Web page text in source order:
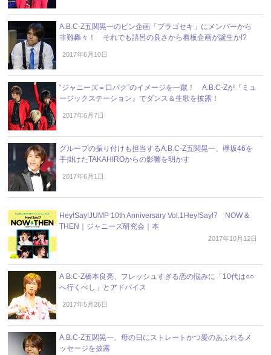
A.B.C-Z五関晃一のピン企画「ブラゴセキ」にメンバーから
非難轟々！ それでも語呂の良さから看板企画が誕生か!?
2017年6月10日
“ジャニーズ＝口パク”のイメージを一蹴！ A.B.C-Zが『ミュ
ージックステーション』でダンス＆生歌を披露！
2017年6月7日
グループの振り付けも担当するA.B.C-Z五関晃一、欅坂46を
手掛けたTAKAHIROからの影響を明かす
2017年6月1日
Hey!Say!JUMP 10th Anniversary Vol.1Hey!Say!7 NOW &
THEN｜ジャニーズ研究会｜本
2017年10月12日
A.B.C-Z橋本良亮、フレッシュすぎる恋の悩みに「10代は○○
へ行くべし」とアドバイス
2017年5月26日
A.B.C-Z五関晃一、母の日にストレートかつ愛のあふれるメ
ッセージを披露